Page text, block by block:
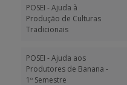
POSEI - Ajuda à
Produção de Culturas
Tradicionais
POSEI - Ajuda aos
Produtores de Banana -
1º Semestre